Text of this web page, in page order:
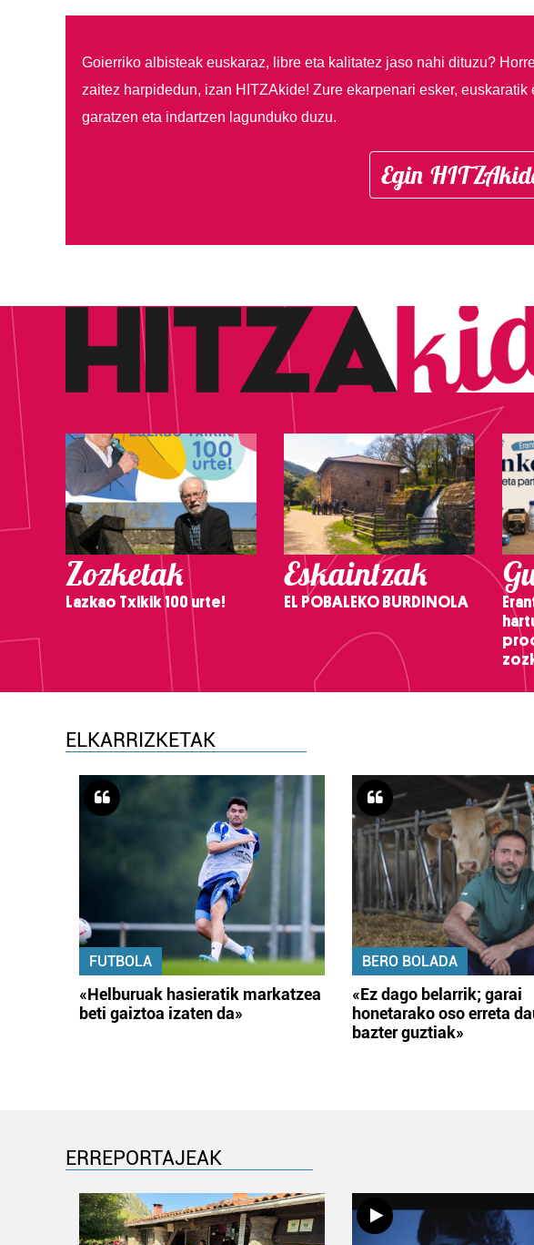
Goierriko albisteak euskaraz, libre eta kalitatez jaso nahi dituzu?
zaitez harpidedun, izan HITZAkide! Zure ekarpenari esker,
garatzen eta indartzen lagunduko duzu.
Egin
Zozketak
Lazkao Txikik 100 urte!
Eskaintzak
EL POBALEKO BURDINOLA
ELKARRIZKETAK
FUTBOLA
«Helburuak hasieratik markatzea
beti gaiztoa izaten da»
BERO BOLADA
«Ez dago belarrik; garai
honetarako oso erreta
bazter guztiak»
ERREPORTAJEAK